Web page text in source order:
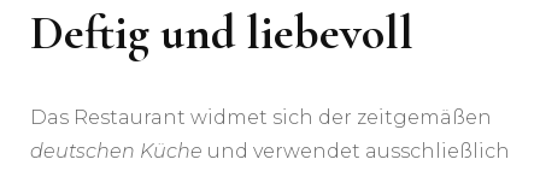
Deftig und liebevoll
Das Restaurant widmet sich der zeitgemäßen
deutschen Küche und verwendet ausschließlich